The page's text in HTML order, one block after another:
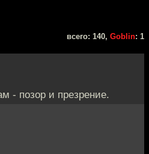
всего: 140, Goblin: 1
- позор и презрение.